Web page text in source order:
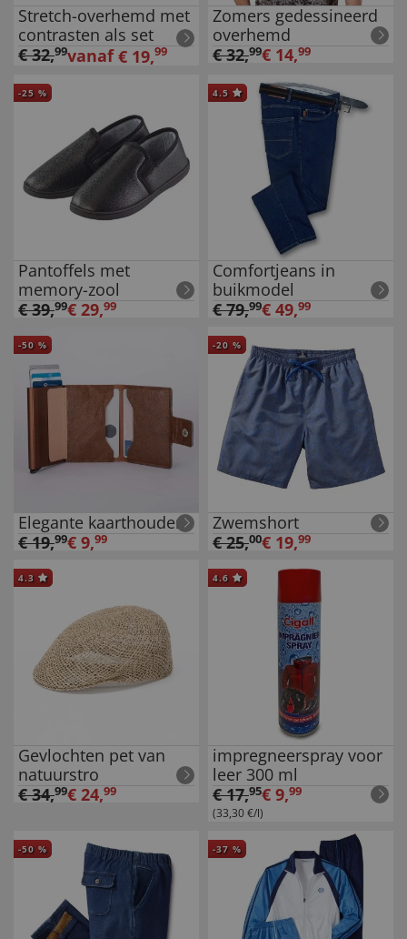
Stretch-overhemd met
contrasten als set
€32,99vanaf € 19,99
Zomers gedessineerd
overhemd
€32,99€ 14,99
-25 %
Pantoffels met
memory-zool
€39,99€ 29,99
4.5
Comfortjeans in
buikmodel
€79,99€ 49,99
-50 %
Elegante kaarthouder
€19,99€ 9,99
-20 %
Zwemshort
€25,00€ 19,99
4.3
Gevlochten pet van
natuurstro
€34,99€ 24,99
4.6
impregneerspray voor
leer 300 ml
€17,95€ 9,99
(33,30 €/l)
-50 % -37 %